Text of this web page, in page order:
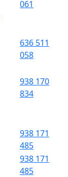
061
636 511
058
938 170
834
938 171
485
938 171
485